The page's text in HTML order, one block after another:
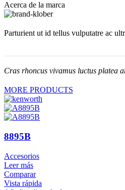
Acerca de la marca
Parturient ut id tellus vulputatre ac
Cras rhoncus vivamus luctus platea
MORE PRODUCTS
8895B
Accesorios
Leer más
Comparar
Vista rápida